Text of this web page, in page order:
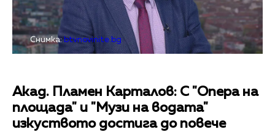
Снимка:btvnovinite.bg
Акад. Пламен Карталов: С "Опера на
площада" и "Музи на водата"
изкуството достига до повече